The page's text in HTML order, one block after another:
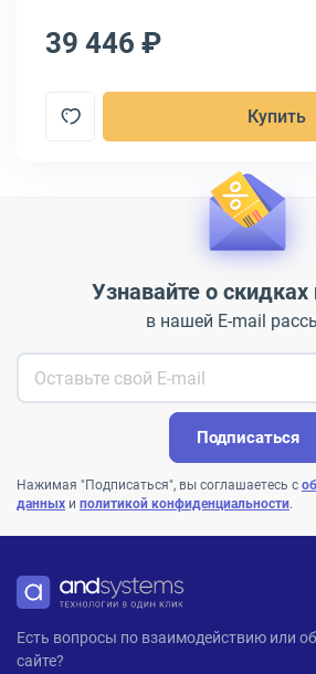
39 446 ₽
Купить
Узнавайте о скидках
в нашей E-mail
Подписаться
Нажимая "Подписаться", вы соглашаетесь с
данных и политикой конфиденциальности.
ANDPRO
Есть вопросы по взаимодействию или
сайте?